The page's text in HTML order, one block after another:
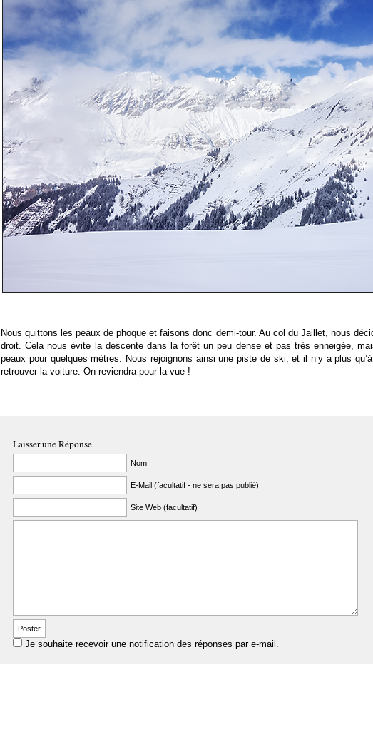
Nous quittons les peaux de phoque et faisons donc demi-tour. Au col du Jaillet, nous
droit. Cela nous évite la descente dans la forêt un peu dense et pas très enneigée,
peaux pour quelques mètres. Nous rejoignons ainsi une piste de ski, et il n’y a plus
retrouver la voiture. On reviendra pour la vue !
Laisser une Réponse
Nom
E-Mail (facultatif - ne sera pas publié)
Site Web (facultatif)
Je souhaite recevoir une notification des réponses par e-mail.